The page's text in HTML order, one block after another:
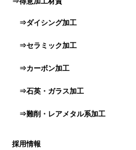
⇒ダイシング加工
⇒セラミック加工
⇒カーボン加工
⇒石英・ガラス加工
⇒難削・レアメタル系加工
採用情報